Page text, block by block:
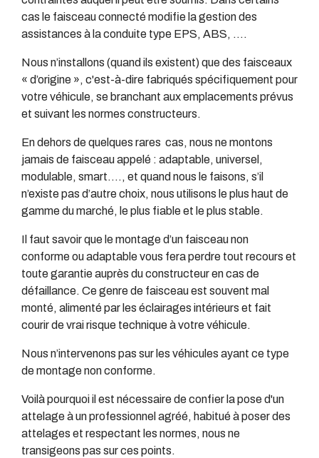
cas le faisceau connecté modifie la gestion des
assistances à la conduite type EPS, ABS, ….
Nous n’installons (quand ils existent) que des faisceaux
« d’origine », c'est-à-dire fabriqués spécifiquement pour
votre véhicule, se branchant aux emplacements prévus
et suivant les normes constructeurs.
En dehors de quelques rares cas, nous ne montons
jamais de faisceau appelé : adaptable, universel,
modulable, smart…., et quand nous le faisons, s’il
n’existe pas d’autre choix, nous utilisons le plus haut de
gamme du marché, le plus fiable et le plus stable.
Il faut savoir que le montage d’un faisceau non
conforme ou adaptable vous fera perdre tout recours et
toute garantie auprès du constructeur en cas de
défaillance. Ce genre de faisceau est souvent mal
monté, alimenté par les éclairages intérieurs et fait
courir de vrai risque technique à votre véhicule.
Nous n’intervenons pas sur les véhicules ayant ce type
de montage non conforme.
Voilà pourquoi il est nécessaire de confier la pose d'un
attelage à un professionnel agréé, habitué à poser des
attelages et respectant les normes, nous ne
transigeons pas sur ces points.